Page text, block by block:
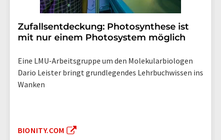
Zufallsentdeckung: Photosynthese ist
mit nur einem Photosystem möglich
Eine LMU-Arbeitsgruppe um den Molekularbiologen
Dario Leister bringt grundlegendes Lehrbuchwissen ins
Wanken
BIONITY.COM